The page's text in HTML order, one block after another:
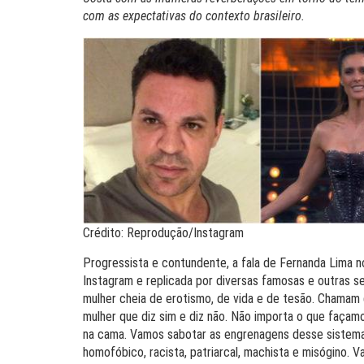
com as expectativas do contexto brasileiro.
Crédito: Reprodução/Instagram
Progressista e contundente, a fala de Fernanda Lima
Instagram e replicada por diversas famosas e outras
mulher cheia de erotismo, de vida e de tesão.
mulher que diz sim e diz não. Não importa o que
na cama. Vamos sabotar as engrenagens desse
homofóbico, racista, patriarcal, machista e misógino.